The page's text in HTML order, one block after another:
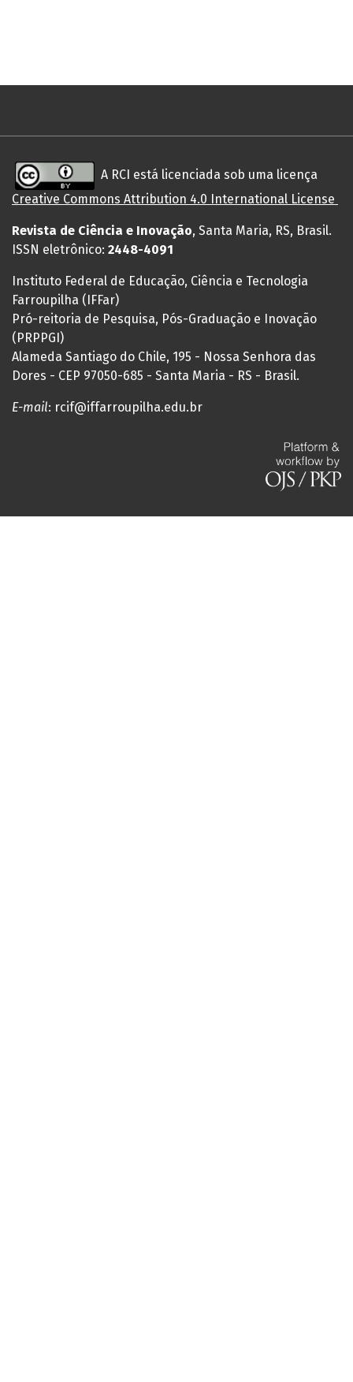
A RCI está licenciada sob uma licença
Creative Commons Attribution 4.0 International License
Revista de Ciência e Inovação, Santa Maria, RS, Brasil.
ISSN eletrônico: 2448-4091
Instituto Federal de Educação, Ciência e Tecnologia
Farroupilha (IFFar)
Pró-reitoria de Pesquisa, Pós-Graduação e Inovação
(PRPPGI)
Alameda Santiago do Chile, 195 - Nossa Senhora das
Dores - CEP 97050-685 - Santa Maria - RS - Brasil.
E-mail: rcif@iffarroupilha.edu.br